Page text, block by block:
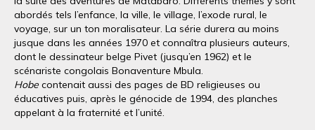
abordés tels l’enfance, la ville, le village, l’exode rural, le
voyage, sur un ton moralisateur. La série durera au moins
jusque dans les années 1970 et connaîtra plusieurs auteurs,
dont le dessinateur belge Pivet (jusqu’en 1962) et le
scénariste congolais Bonaventure Mbula.
Hobe contenait aussi des pages de BD religieuses ou
éducatives puis, après le génocide de 1994, des planches
appelant à la fraternité et l’unité.